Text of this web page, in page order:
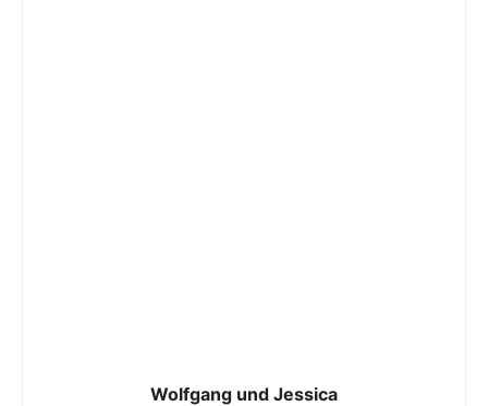
Wolfgang und Jessica